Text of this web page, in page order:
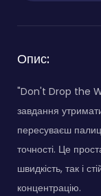
Опис:
"Don't Drop the
завдання
пересуваєш
точності. Це
швидкість, так і
концентрацію.